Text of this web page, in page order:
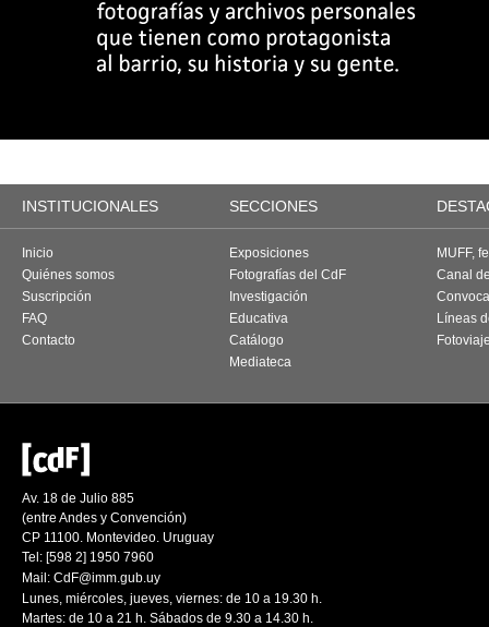
INSTITUCIONALES SECCIONES
Inicio
Quiénes somos
Suscripción
FAQ
Contacto
Exposiciones
Fotografías del CdF
Investigación
Educativa
Catálogo
Mediateca
MUFF,
Canal
Líneas
Av. 18 de Julio 885
(entre Andes y Convención)
CP 11100. Montevideo. Uruguay
Tel: [598 2] 1950 7960
Mail: CdF@imm.gub.uy
Lunes, miércoles, jueves, viernes: de 10 a 19.30 h.
Martes: de 10 a 21 h. Sábados de 9.30 a 14.30 h.